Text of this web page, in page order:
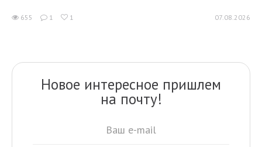
655 1 1 07.08.2026
Новое интересное пришлем
на почту!